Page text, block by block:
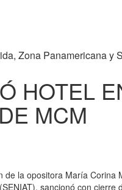
Zona Panamericana y
HOTEL
MCM
de la opositora María
sancionó con